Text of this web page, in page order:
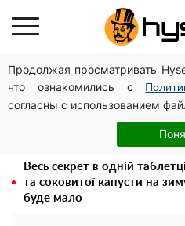
Продолжая просматривать
что ознакомились с
согласны с использованием
Посол ОБСЄ вдруге
по житловому будинку на
Дрони із націнкою:
мільйони оборонного
Весь секрет в одній
та соковитої капусти на
буде мало